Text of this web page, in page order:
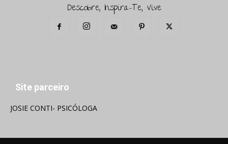
Descobre, Inspira-Te, Vive
Site parceiro
JOSIE CONTI- PSICÓLOGA